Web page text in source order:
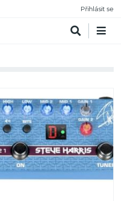
Přihlásit se